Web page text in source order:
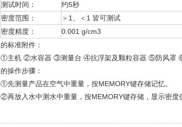
测试时间：
约5秒
密度范围：
＞1、＜1 皆可测试
密度精度：
0.001 g/cm3
的标准附件：
①主机 ②水容器 ③测量台 ④抗浮架及颗粒容器 ⑤防风罩
的操作步骤：
①先测量产品在空气中重量，按MEMORY键存储记忆。
②再放入水中测水中重量，按MEMORY键存储，显示密度